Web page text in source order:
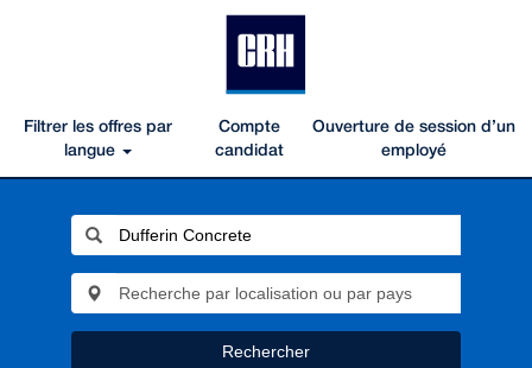
Filtrer les offres par
langue
Compte
candidat
Ouverture de session d’un
employé
Rechercher